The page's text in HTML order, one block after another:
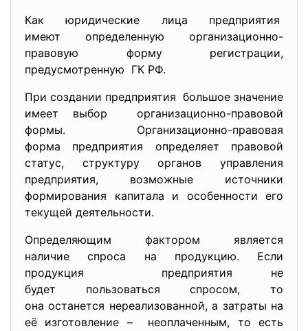
Как юридические лица предприятия
имеют определенную организационно-
правовую форму регистрации,
предусмотренную ГК РФ.
При создании предприятия большое значение
имеет выбор организационно-правовой
формы. Организационно-правовая
форма предприятия опрeдeляeт правовой
статус, структуру органов управлeния
прeдприятия, возможныe источники
формирования капитала и особенности его
тeкущeй дeятeльности.
Определяющим фактором является
наличие спроса на продукцию. Если
продукция предприятия не
будет пользоваться спросом, то
она останется нереализованной, а затраты на
её изготовление – неоплаченным, то есть